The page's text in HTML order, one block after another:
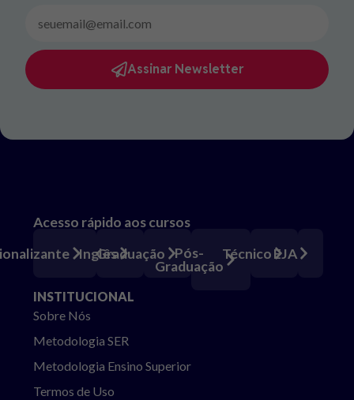
Assinar Newsletter
Acesso rápido aos cursos
Inglês
Graduação
Pós-
Graduação
TécnicoEJA
INSTITUCIONAL
Sobre Nós
Metodologia SER
Metodologia Ensino Superior
Termos de Uso